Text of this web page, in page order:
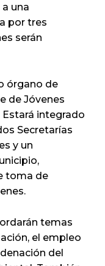
una
por tres
serán
órgano de
de Jóvenes
integrado
Secretarías
y un
toma de
temas
el empleo
del